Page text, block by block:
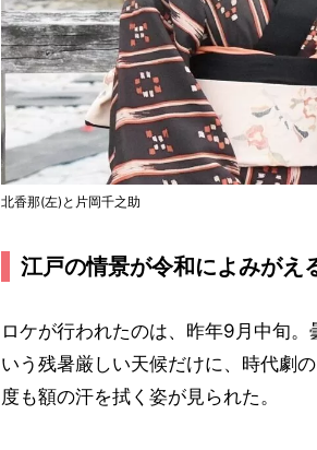
北香那(左)と片岡千之助
江戸の情景が令和によみがえ
ロケが行われたのは、昨年9月中旬
いう残暑厳しい天候だけに、時代劇
度も額の汗を拭く姿が見られた。